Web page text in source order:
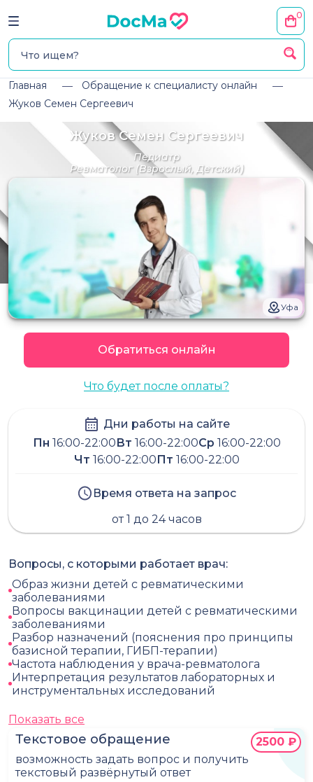
0
Главная
Обращение к специалисту онлайн
Жуков Семен Сергеевич
Жуков Семен Сергеевич
Педиатр
Ревматолог(Взрослый, Детский)
Уфа
Обратиться онлайн
Что будет после оплаты?
Дни работы на сайте
Пн 16:00-22:00Вт 16:00-22:00Ср 16:00-22:00
Чт 16:00-22:00Пт 16:00-22:00
Время ответа на запрос
от 1 до 24 часов
Текстовое обращение
возможность задать вопрос и получить
текстовый развёрнутый ответ
2500 ₽
Вопросы, с которыми работает врач:
Образ жизни детей с ревматическими
заболеваниями
Вопросы вакцинации детей с ревматическими
заболеваниями
Разбор назначений (пояснения про принципы
базисной терапии, ГИБП-терапии)
Частота наблюдения у врача-ревматолога
Интерпретация результатов лабораторных и
инструментальных исследований
Показать все